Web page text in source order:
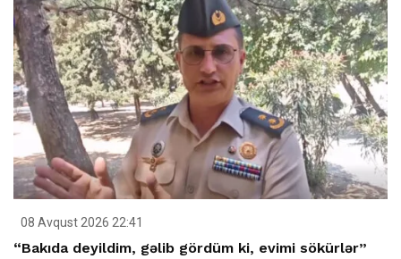
08 Avqust 2026 22:41
“Bakıda deyildim, gəlib gördüm ki, evimi sökürlər”